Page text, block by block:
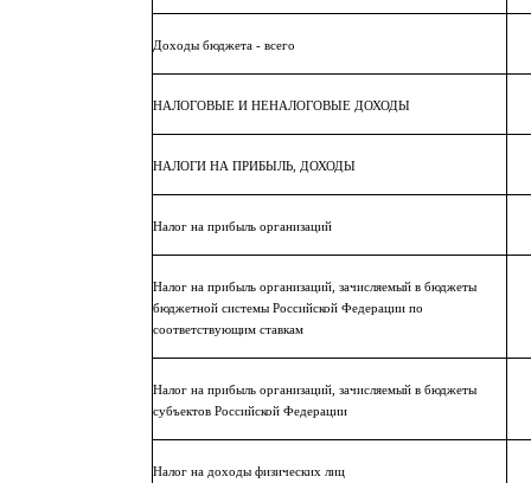
Доходы бюджета - всего
НАЛОГОВЫЕ И НЕНАЛОГОВЫЕ ДОХОДЫ
НАЛОГИ НА ПРИБЫЛЬ, ДОХОДЫ
Налог на прибыль организаций
Налог на прибыль организаций, зачисляемый в бюджеты
бюджетной системы Российской Федерации по
соответствующим ставкам
Налог на прибыль организаций, зачисляемый в бюджеты
субъектов Российской Федерации
Налог на доходы физических лиц